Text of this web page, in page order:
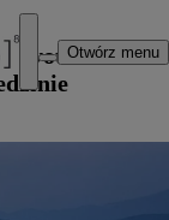
Otwórz menu
Toyota